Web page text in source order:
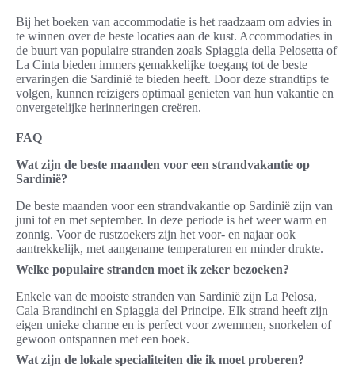
Bij het boeken van accommodatie is het raadzaam om advies in
te winnen over de beste locaties aan de kust. Accommodaties in
de buurt van populaire stranden zoals Spiaggia della Pelosetta of
La Cinta bieden immers gemakkelijke toegang tot de beste
ervaringen die Sardinië te bieden heeft. Door deze strandtips te
volgen, kunnen reizigers optimaal genieten van hun vakantie en
onvergetelijke herinneringen creëren.
FAQ
Wat zijn de beste maanden voor een strandvakantie op
Sardinië?
De beste maanden voor een strandvakantie op Sardinië zijn van
juni tot en met september. In deze periode is het weer warm en
zonnig. Voor de rustzoekers zijn het voor- en najaar ook
aantrekkelijk, met aangename temperaturen en minder drukte.
Welke populaire stranden moet ik zeker bezoeken?
Enkele van de mooiste stranden van Sardinië zijn La Pelosa,
Cala Brandinchi en Spiaggia del Principe. Elk strand heeft zijn
eigen unieke charme en is perfect voor zwemmen, snorkelen of
gewoon ontspannen met een boek.
Wat zijn de lokale specialiteiten die ik moet proberen?